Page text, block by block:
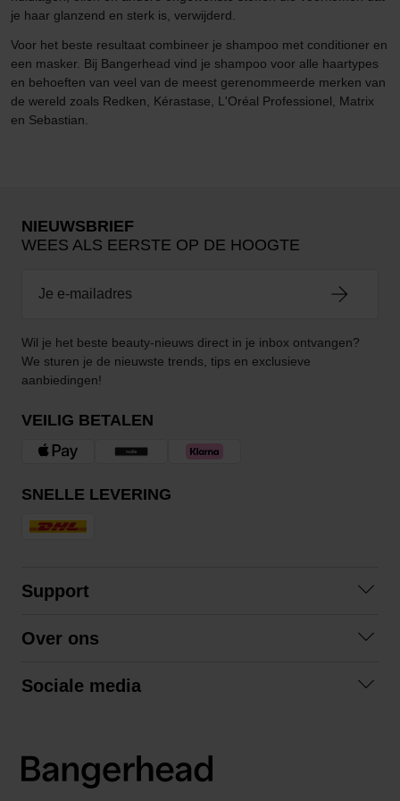
je haar glanzend en sterk is, verwijderd.
Voor het beste resultaat combineer je shampoo met conditioner en
een masker. Bij Bangerhead vind je shampoo voor alle haartypes
en behoeften van veel van de meest gerenommeerde merken van
de wereld zoals Redken, Kérastase, L'Oréal Professionel, Matrix
en Sebastian.
NIEUWSBRIEF
WEES ALS EERSTE OP DE HOOGTE
Wil je het beste beauty-nieuws direct in je inbox ontvangen?
We sturen je de nieuwste trends, tips en exclusieve
aanbiedingen!
VEILIG BETALEN
SNELLE LEVERING
Support
Algemene voorwaarden
Over ons
Sociale media
LinkedIn